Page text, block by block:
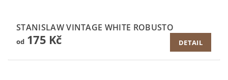
STANISLAW VINTAGE WHITE ROBUSTO
od175 Kč DETAIL